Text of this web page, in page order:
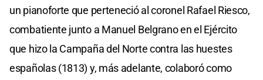
un pianoforte que perteneció al coronel Rafael Riesco,
combatiente junto a Manuel Belgrano en el Ejército
que hizo la Campaña del Norte contra las huestes
españolas (1813) y, más adelante, colaboró como